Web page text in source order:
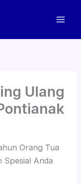
Ulang
Orang Tua
Spesial Anda